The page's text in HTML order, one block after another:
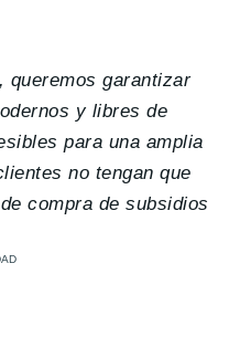
queremos garantizar
y libres de
para una amplia
no tengan que
compra de subsidios